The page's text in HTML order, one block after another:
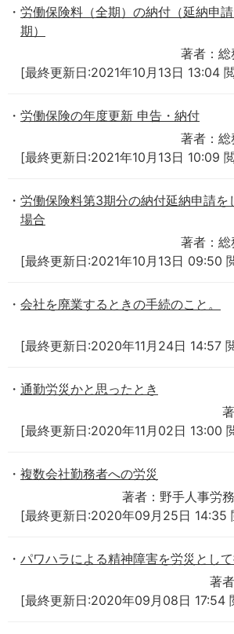
労働保険料（全期）の納付（延納申
期）
著者：
[最終更新日:2021年10月13日 13:04
労働保険の年度更新 申告・納付
著者：
[最終更新日:2021年10月13日 10:09
労働保険料第3期分の納付延納申請を
場合
著者：
[最終更新日:2021年10月13日 09:50
会社を廃業するときの手続のこと。
[最終更新日:2020年11月24日 14:57
通勤労災かと思ったとき
[最終更新日:2020年11月02日 13:00
複数会社勤務者への労災
著者：野手人事労
[最終更新日:2020年09月25日 14:35
パワハラによる精神障害を労災とし
著
[最終更新日:2020年09月08日 17:54